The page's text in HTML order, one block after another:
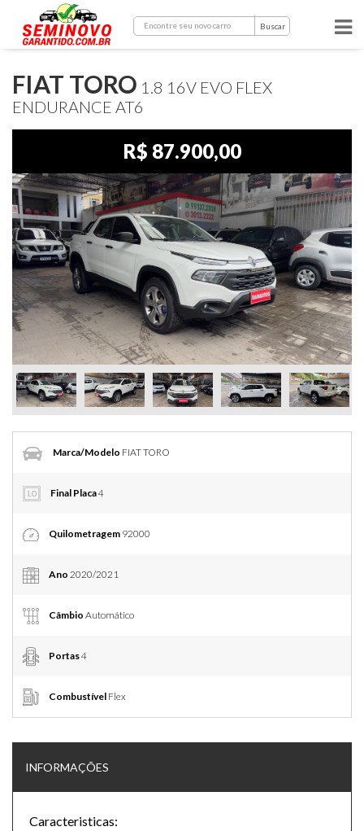
Buscar
FIAT TORO 1.8 16V EVO FLEX
ENDURANCE AT6
R$ 87.900,00
Marca/Modelo FIAT TORO
Final Placa4
Quilometragem 92000
Ano 2020/2021
Câmbio Automático
Portas4
Combustível Flex
INFORMAÇÕES
Caracteristicas: